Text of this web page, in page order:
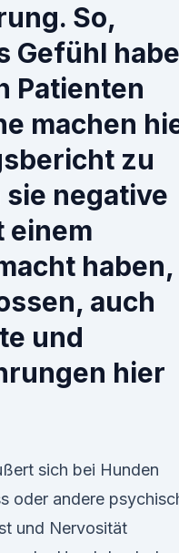
So,
Gefühl
Patienten
machen
zu
negative
einem
haben,
auch
und
hier
sich bei Hunden
oder andere
und Nervosität